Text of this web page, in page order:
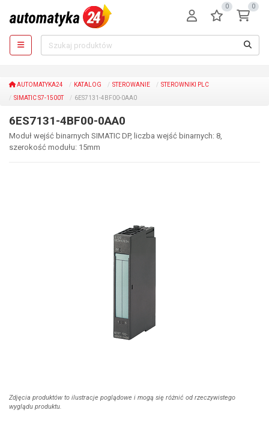
0 0
AUTOMATYKA24 KATALOG STEROWANIE
STEROWNIKI PLC
SIMATIC S7-1500T
6ES7131-4BF00-0AA0
6ES7131-4BF00-0AA0
Moduł wejść binarnych SIMATIC DP, liczba wejść binarnych: 8,
szerokość modułu: 15mm
Zdjęcia produktów to ilustracje poglądowe i mogą się różnić od rzeczywistego
wyglądu produktu.